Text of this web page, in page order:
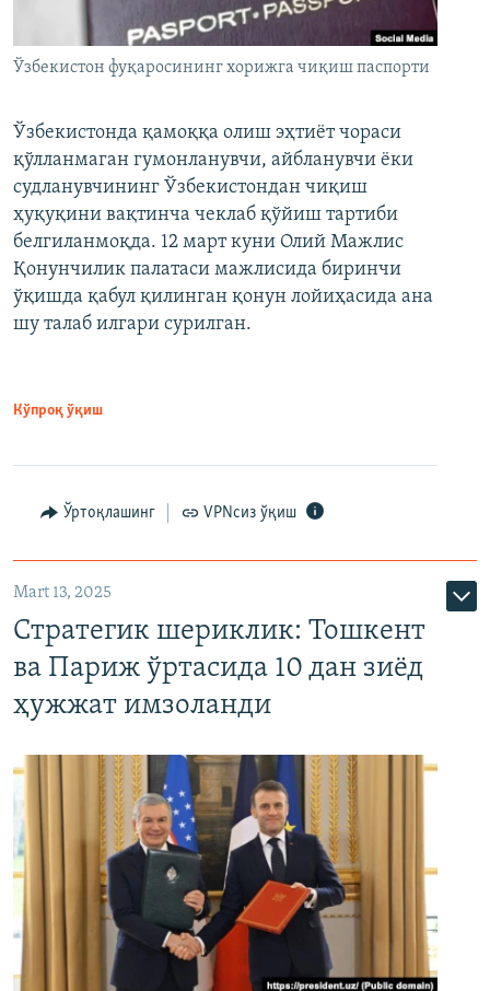
Ўзбекистон фуқаросининг хорижга чиқиш паспорти
Ўзбекистонда қамоққа олиш эҳтиёт чораси
қўлланмаган гумонланувчи, айбланувчи ёки
судланувчининг Ўзбекистондан чиқиш
ҳуқуқини вақтинча чеклаб қўйиш тартиби
белгиланмоқда. 12 март куни Олий Мажлис
Қонунчилик палатаси мажлисида биринчи
ўқишда қабул қилинган қонун лойиҳасида ана
шу талаб илгари сурилган.
Кўпроқ ўқиш
Ўртоқлашинг VPNсиз ўқиш
Mart 13, 2025
Стратегик шериклик: Тошкент
ва Париж ўртасида 10 дан зиёд
ҳужжат имзоланди